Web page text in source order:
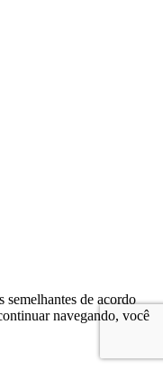
semelhantes de acordo
navegando, você